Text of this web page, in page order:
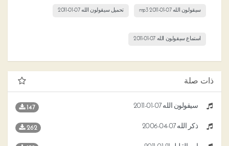
سيقولون الله 07-01-2011 mp3 تحميل سيقولون الله 07-01-2011
استماع سيقولون الله 07-01-2011
ذات صلة
سيقولون الله 07-01-2011 147
ذكر الله 07-04-2006 262